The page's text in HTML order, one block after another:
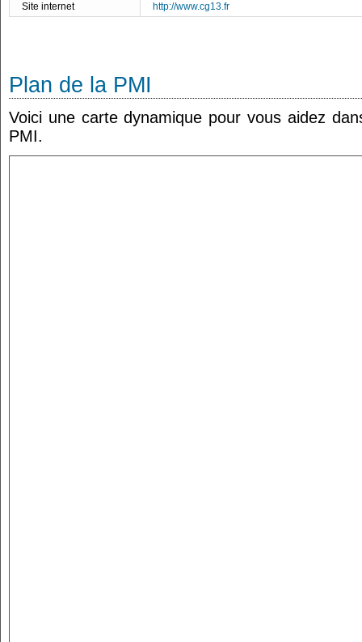
Site internet
http://www.cg13.fr
Plan de la PMI
Voici une carte dynamique pour vous aidez
PMI.